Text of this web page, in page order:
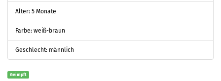
Alter: 5 Monate
Farbe: weiß-braun
Geschlecht: männlich
Geimpft